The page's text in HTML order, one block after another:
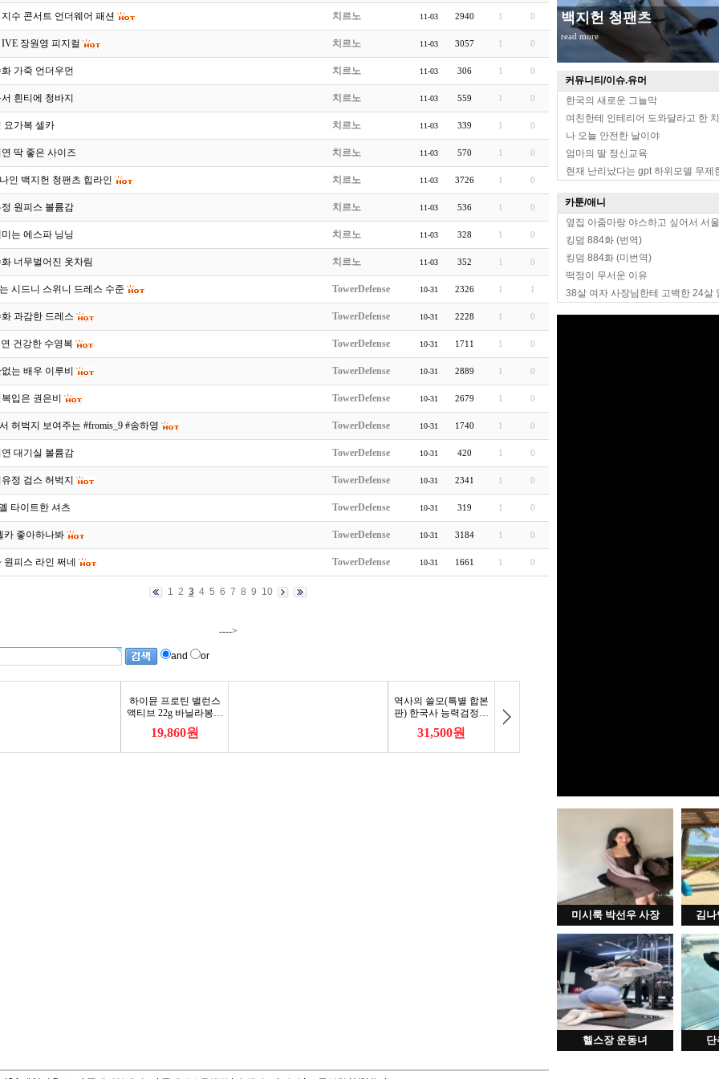
백지헌 청팬츠
read more
커뮤니티/이슈.유머
한국의 새로운 그늘막
여친한테 인테리어 도와달라고 한
나 오늘 안전한 날이야
엄마의 딸 정신교육
현재 난리났다는 gpt 하위모델 무제
카툰/애니
옆집 아줌마랑 야스하고 싶어서 서
킹덤 884화 (번역)
킹덤 884화 (미번역)
떡정이 무서운 이유
38살 여자 사장님한테 고백한 24살
미시룩 박선우 사장 김나
헬스장 운동녀 단
수 콘서트 언더웨어 패션 치르노 11-03 2940 1 0
장원영 피지컬 치르노 11-03 3057 1 0
가죽 언더우먼 치르노 11-03 306 1 0
흰티에 청바지 치르노 11-03 559 1 0
요가복 셀카 치르노 11-03 339 1 0
딱 좋은 사이즈 치르노 11-03 570 1 0
인 백지헌 청팬츠 힙라인 치르노 11-03 3726 1 0
원피스 볼륨감 치르노 11-03 536 1 0
는 에스파 닝닝 치르노 11-03 328 1 0
너무벌어진 옷차림 치르노 11-03 352 1 0
시드니 스위니 드레스 수준 TowerDefense 10-31 2326 1 1
과감한 드레스 TowerDefense 10-31 2228 1 0
건강한 수영복 TowerDefense 10-31 1711 1 0
는 배우 이루비 TowerDefense 10-31 2889 1 0
입은 권은비 TowerDefense 10-31 2679 1 0
허벅지 보여주는 #fromis_9 #송하영 TowerDefense 10-31 1740 1 0
대기실 볼륨감 TowerDefense 10-31 420 1 0
정 검스 허벅지 TowerDefense 10-31 2341 1 0
타이트한 셔츠 TowerDefense 10-31 319 1 0
카 좋아하나봐 TowerDefense 10-31 3184 1 0
원피스 라인 쩌네 TowerDefense 10-31 1661 1 0
1 2 3 4 5 6 7 8 9 10
---->
and or